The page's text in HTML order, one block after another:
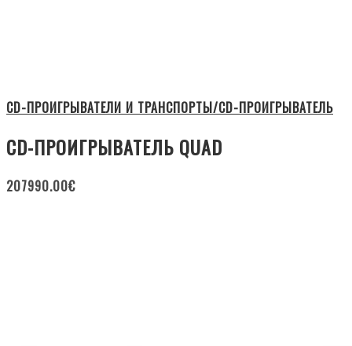
CD-ПРОИГРЫВАТЕЛИ И ТРАНСПОРТЫ/CD-ПРОИГРЫВАТЕЛЬ
CD-ПРОИГРЫВАТЕЛЬ QUAD
207990.00€